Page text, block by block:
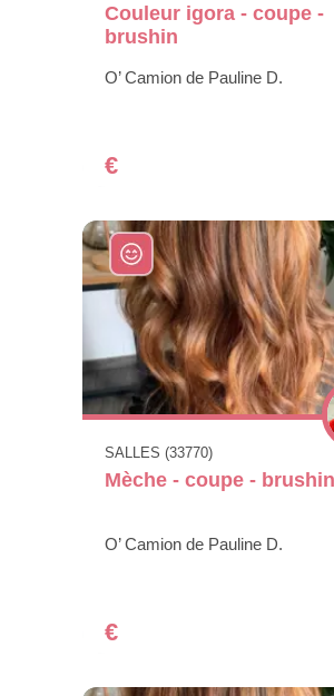
Couleur igora - coupe -
brushin
O’ Camion de Pauline D.
€
SALLES (33770)
Mèche - coupe -
O’ Camion de Pauline D.
€